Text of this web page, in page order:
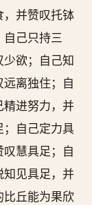
，并赞叹托钵
自己只持三
欲；自己知
离独住；自
精进努力，并
；自己定力具
慧具足；自
知见具足，并
比丘能为果欣